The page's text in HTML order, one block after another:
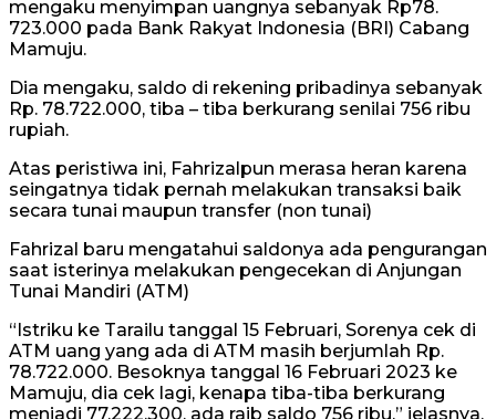
mengaku menyimpan uangnya sebanyak Rp78.
723.000 pada Bank Rakyat Indonesia (BRI) Cabang
Mamuju.
Dia mengaku, saldo di rekening pribadinya sebanyak
Rp. 78.722.000, tiba – tiba berkurang senilai 756 ribu
rupiah.
Atas peristiwa ini, Fahrizalpun merasa heran karena
seingatnya tidak pernah melakukan transaksi baik
secara tunai maupun transfer (non tunai)
Fahrizal baru mengatahui saldonya ada pengurangan
saat isterinya melakukan pengecekan di Anjungan
Tunai Mandiri (ATM)
“Istriku ke Tarailu tanggal 15 Februari, Sorenya cek di
ATM uang yang ada di ATM masih berjumlah Rp.
78.722.000. Besoknya tanggal 16 Februari 2023 ke
Mamuju, dia cek lagi, kenapa tiba-tiba berkurang
menjadi 77.222.300, ada raib saldo 756 ribu,” jelasnya.